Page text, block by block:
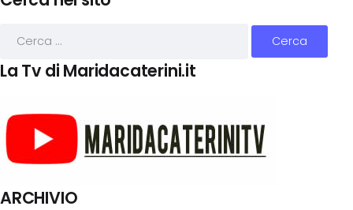
La Tv di Maridacaterini.it
ARCHIVIO